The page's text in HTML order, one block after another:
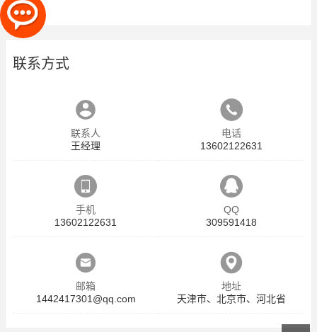
联系方式
联系人
王经理
电话
13602122631
手机
13602122631
QQ
309591418
邮箱
1442417301@qq.com
地址
天津市、北京市、河北省